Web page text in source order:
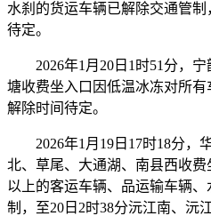
水刹的货运车辆已解除交通管
待定。
2026年1月20日1时51分，宁
塘收费坐入口因低温冰冻对所
解除时间待定。
2026年1月19日17时18分，
北、草尾、大通湖、南县西收
以上的客运车辆、品运输车辆
制，至20日2时38分沅江南、沅